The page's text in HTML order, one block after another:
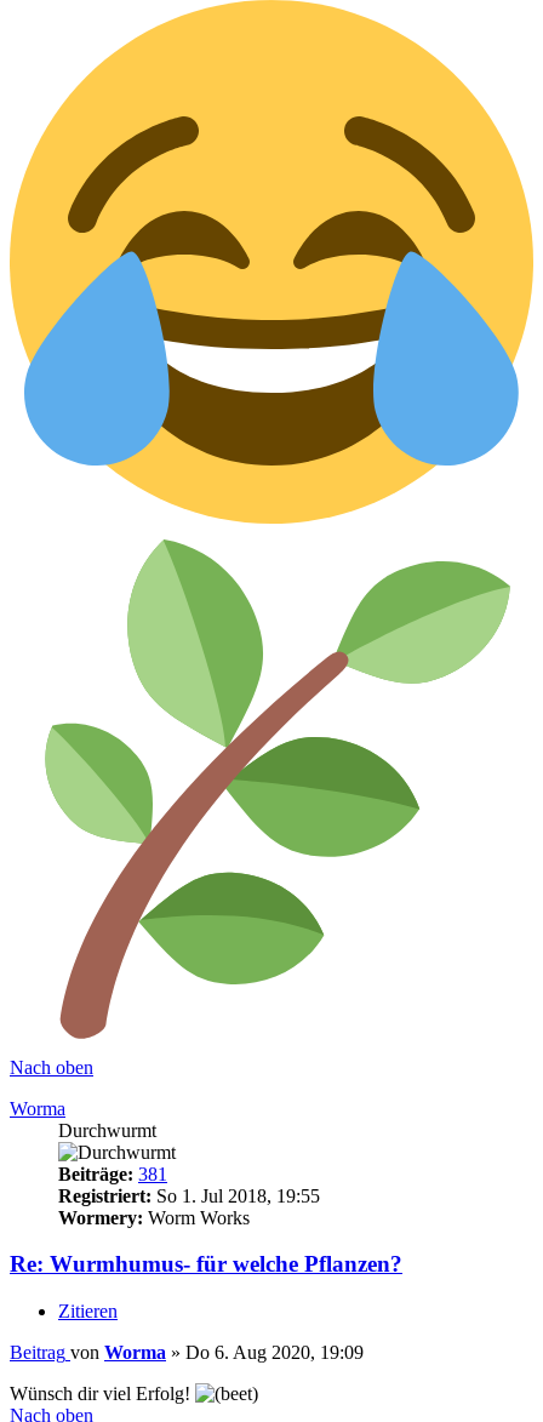
Nach oben
Worma
Durchwurmt
Beiträge: 381
Registriert: So 1. Jul 2018, 19:55
Wormery: Worm Works
Re: Wurmhumus- für welche Pflanzen?
Zitieren
Beitrag von Worma » Do 6. Aug 2020, 19:09
Wünsch dir viel Erfolg!
Nach oben